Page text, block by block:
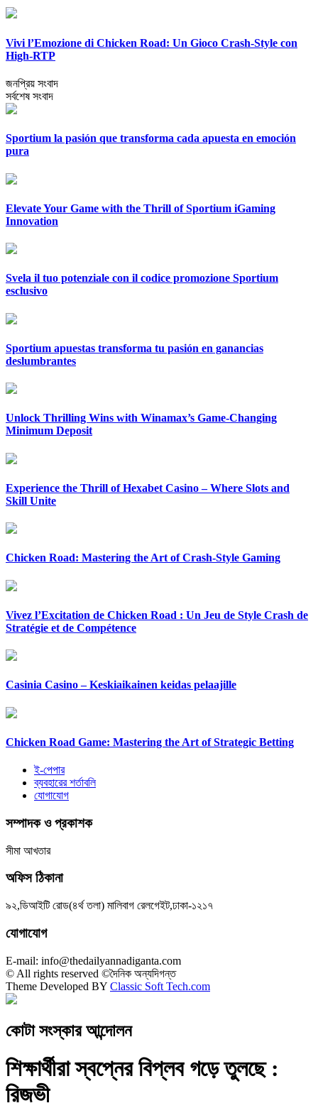
Vivi l’Emozione di Chicken Road: Un Gioco Crash-Style con
High-RTP
জনপ্রিয় সংবাদ
সর্বশেষ সংবাদ
Sportium la pasión que transforma cada apuesta en emoción
pura
Elevate Your Game with the Thrill of Sportium iGaming
Innovation
Svela il tuo potenziale con il codice promozione Sportium
esclusivo
Sportium apuestas transforma tu pasión en ganancias
deslumbrantes
Unlock Thrilling Wins with Winamax’s Game-Changing
Minimum Deposit
Experience the Thrill of Hexabet Casino – Where Slots and
Skill Unite
Chicken Road: Mastering the Art of Crash-Style Gaming
Vivez l’Excitation de Chicken Road : Un Jeu de Style Crash de
Stratégie et de Compétence
Casinia Casino – Keskiaikainen keidas pelaajille
Chicken Road Game: Mastering the Art of Strategic Betting
ই-পেপার
ব্যবহারের শর্তাবলি
যোগাযোগ
সম্পাদক ও প্রকাশক
সীমা আখতার
অফিস ঠিকানা
৯২,ডিআইটি রোড(৪র্থ তলা) মালিবাগ রেলগেইট,ঢাকা-১২১৭
যোগাযোগ
E-mail: info@thedailyannadiganta.com
© All rights reserved ©দৈনিক অন্যদিগন্ত
Theme Developed BY Classic Soft Tech.com
কোটা সংস্কার আন্দোলন
শিক্ষার্থীরা স্বপ্নের বিপ্লব গড়ে তুলছে :
রিজভী